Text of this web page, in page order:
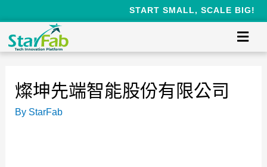
START SMALL, SCALE BIG!
燦坤先端智能股份有限公司
By StarFab